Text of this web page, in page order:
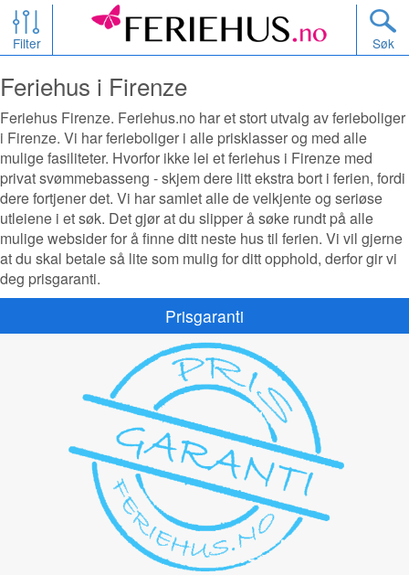
Filter Søk
Feriehus i Firenze
Feriehus Firenze. Feriehus.no har et stort utvalg av ferieboliger
i Firenze. Vi har ferieboliger i alle prisklasser og med alle
mulige fasiliteter. Hvorfor ikke lei et feriehus i Firenze med
privat svømmebasseng - skjem dere litt ekstra bort i ferien, fordi
dere fortjener det. Vi har samlet alle de velkjente og seriøse
utleiene i et søk. Det gjør at du slipper å søke rundt på alle
mulige websider for å finne ditt neste hus til ferien. Vi vil gjerne
at du skal betale så lite som mulig for ditt opphold, derfor gir vi
deg prisgaranti.
Prisgaranti